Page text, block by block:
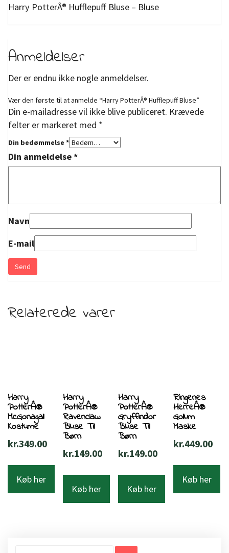
Harry PotterÂ® Hufflepuff Bluse – Bluse
Anmeldelser
Der er endnu ikke nogle anmeldelser.
Vær den første til at anmelde “Harry PotterÂ® Hufflepuff Bluse”
Din e-mailadresse vil ikke blive publiceret. Krævede
felter er markeret med *
Din bedømmelse *
Din anmeldelse*
Navn
E-mail
Relaterede varer
Harry
PotterÂ®
McGonagall
Kostume
kr.349.00
Køb her
Harry
PotterÂ®
Ravenclaw
Bluse Til
Børn
kr.149.00
Køb her
Harry
PotterÂ®
Gryffindor
Bluse Til
Børn
kr.149.00
Køb her
Ringenes
HerreÂ®
Gollum
Maske
kr.449.00
Køb her